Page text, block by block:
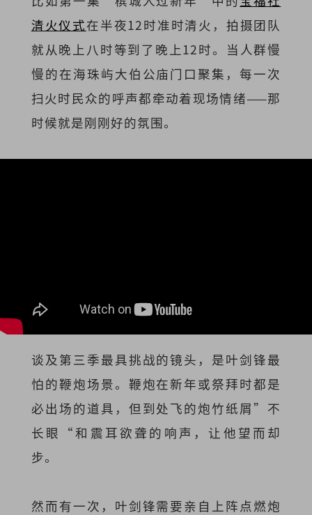
清火仪式在半夜12时准时清火，拍摄团队
就从晚上八时等到了晚上12时。当人群慢
慢的在海珠屿大伯公庙门口聚集，每一次
扫火时民众的呼声都牵动着现场情绪——那
时候就是刚刚好的氛围。
谈及第三季最具挑战的镜头，是叶剑锋最
怕的鞭炮场景。鞭炮在新年或祭拜时都是
必出场的道具，但到处飞的炮竹纸屑”不
长眼“和震耳欲聋的响声，让他望而却
步。
然而有一次，叶剑锋需要亲自上阵点燃炮